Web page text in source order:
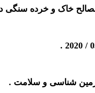
خاک و خرده سنگی
شناسی و سلامت .